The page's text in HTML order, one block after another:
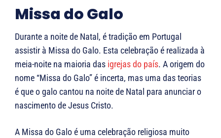
Missa do Galo
Durante a noite de Natal, é tradição em Portugal
assistir à Missa do Galo. Esta celebração é realizada à
meia-noite na maioria das igrejas do país. A origem do
nome “Missa do Galo” é incerta, mas uma das teorias
é que o galo cantou na noite de Natal para anunciar o
nascimento de Jesus Cristo.
A Missa do Galo é uma celebração religiosa muito